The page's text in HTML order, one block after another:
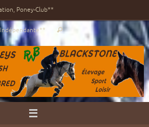
Poney-Club**
Recherche
:
Rechercher